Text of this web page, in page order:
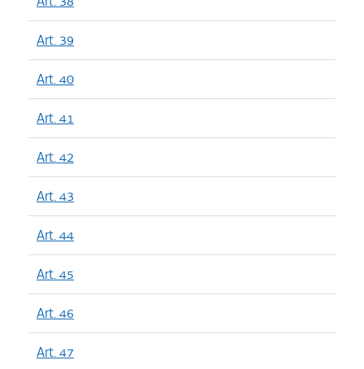
Art. 39
Art. 40
Art. 41
Art. 42
Art. 43
Art. 44
Art. 45
Art. 46
Art. 47